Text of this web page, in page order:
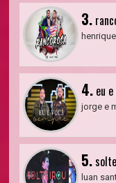
3.
4. eu
jorge e
5.
luan